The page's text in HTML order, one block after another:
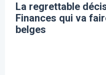
La regrettable
Finances qui va
belges